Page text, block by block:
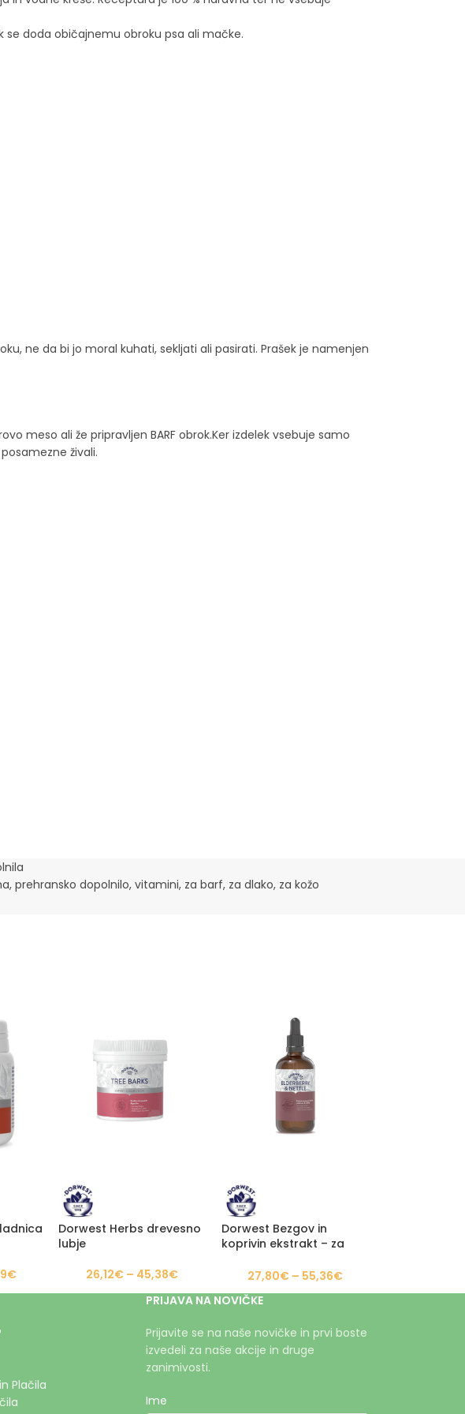
se doda običajnemu obroku psa ali mačke.
ne da bi jo moral kuhati, sekljati ali pasirati. Prašek je namenjen
meso ali že pripravljen BARF obrok.Ker izdelek vsebuje samo
živali.
, prehransko dopolnilo, vitamini, za barf, za dlako, za kožo
€
Dorwest Herbs drevesno
lubje
26,12€ – 45,38€
Dorwest Bezgov in
koprivin ekstrakt – za
nosu27,80€ – 55,36€
Plačila
PRIJAVA NA NOVIČKE
Prijavite se na naše novičke in prvi boste
izvedeli za naše akcije in druge
zanimivosti.
Ime